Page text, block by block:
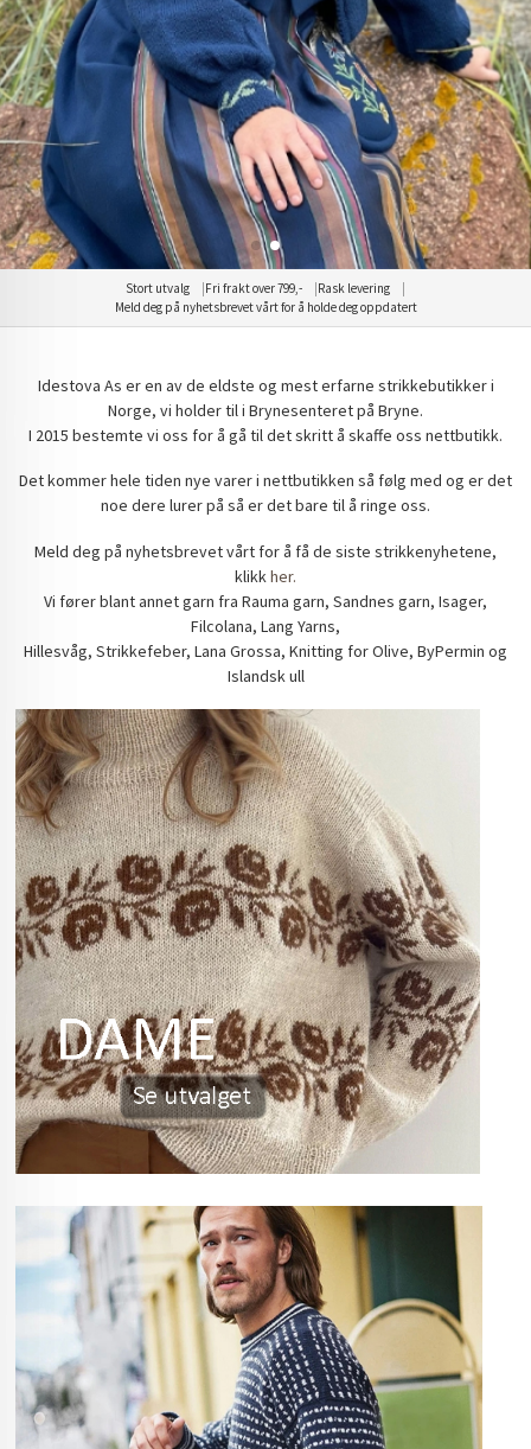
Stort utvalg Fri frakt over 799,-
Rask levering
Meld deg på nyhetsbrevet vårt for å holde deg oppdatert
Idestova As er en av de eldste og mest erfarne strikkebutikker i
Norge, vi holder til i Brynesenteret på Bryne.
I 2015 bestemte vi oss for å gå til det skritt å skaffe oss nettbutikk.
Det kommer hele tiden nye varer i nettbutikken så følg med og er det
noe dere lurer på så er det bare til å ringe oss.
Meld deg på nyhetsbrevet vårt for å få de siste strikkenyhetene,
klikkher.
Vi fører blant annet garn fra Rauma garn, Sandnes garn, Isager,
Filcolana, Lang Yarns,
Hillesvåg, Strikkefeber, Lana Grossa, Knitting for Olive, ByPermin og
Islandsk ull